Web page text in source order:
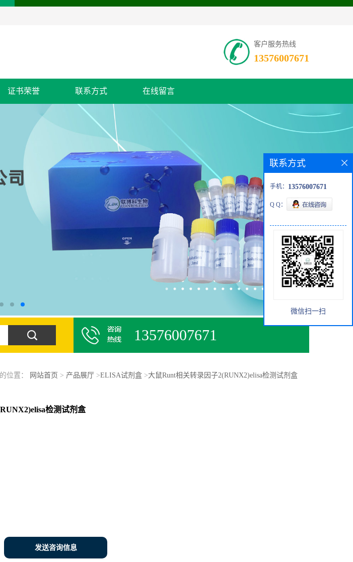
客户服务热线
13576007671
证书荣誉 联系方式 在线留言
13576007671
位置： 网站首页 > 产品展厅 >ELISA试剂盒>大鼠Runt相关转录因子2(RUNX2)elisa检测试剂盒
检测试剂盒
发送咨询信息
联系方式
手机： 13576007671
Q Q：
微信扫一扫